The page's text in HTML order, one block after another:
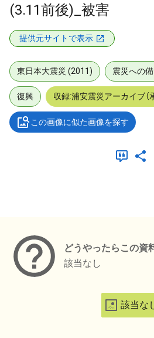
(3.11前後)_被害
提供元サイトで表示
東日本大震災 (2011) 震災への備
復興 収録:浦安震災アーカイブ（
この画像に似た画像を探す
どうやったらこの資
該当なし
該当な